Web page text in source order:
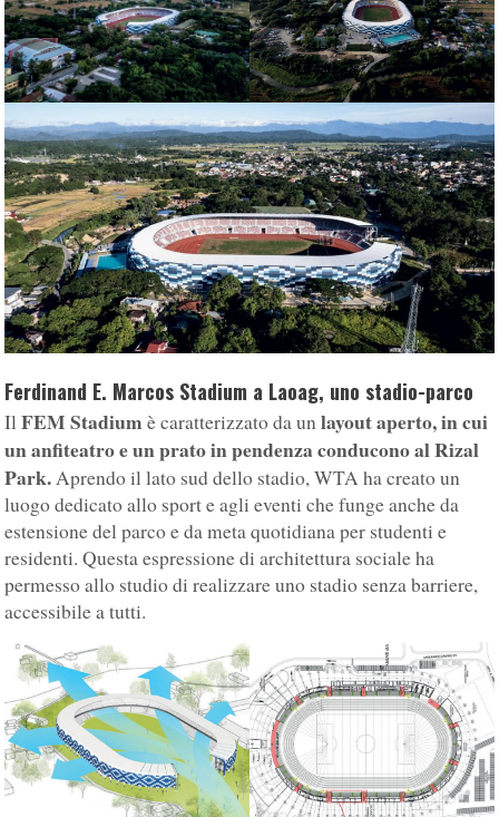
Ferdinand E. Marcos Stadium a Laoag, uno stadio-parco
IlFEM Stadium è caratterizzato da unlayout aperto, in cui
un anfiteatro e un prato in pendenza conducono al Rizal
Park.Aprendo il lato sud dello stadio, WTA ha creato un
luogo dedicato allo sport e agli eventi che funge anche da
estensione del parco e da meta quotidiana per studenti e
residenti. Questa espressione di architettura sociale ha
permesso allo studio di realizzare uno stadio senza barriere,
accessibile a tutti.